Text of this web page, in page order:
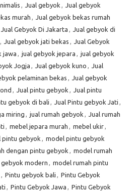
, Jual gebyok , Jual gebyok
murah , Jual gebyok bekas rumah
Jual Gebyok Di Jakarta , Jual gebyok di
, Jual gebyok jati bekas , Jual Gebyok
jawa , jual gebyok jepara , jual gebyok
Jogja , Jual gebyok kuno , Jual
pelaminan bekas , Jual gebyok
, Jual pintu gebyok , Jual pintu
gebyok di bali , Jual Pintu gebyok Jati ,
miring , jual rumah gebyok , Jual rumah
, mebel jepara murah , mebel ukir,
pintu gebyok , model pintu gebyok
dengan pintu gebyok , model rumah
modern , model rumah pintu
, Pintu gebyok bali , Pintu Gebyok
, Pintu Gebyok Jawa , Pintu Gebyok